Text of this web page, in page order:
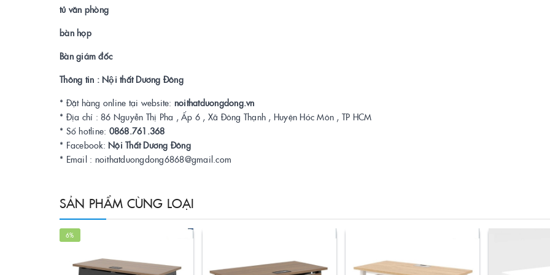
tủ văn phòng
bàn họp
Bàn giám đốc
Thông tin : Nội thất Dương Đông
* Đặt hàng online tại website: noithatduongdong.vn
* Địa chỉ : 86 Nguyễn Thị Pha , Ấp 6 , Xã Đông Thạnh , Huyện Hóc Môn , TP HCM
* Số hotline: 0868.761.368
* Facebook: Nội Thất Dương Đông
* Email : noithatduongdong6868@gmail.com
SẢN PHẨM CÙNG LOẠI
6%